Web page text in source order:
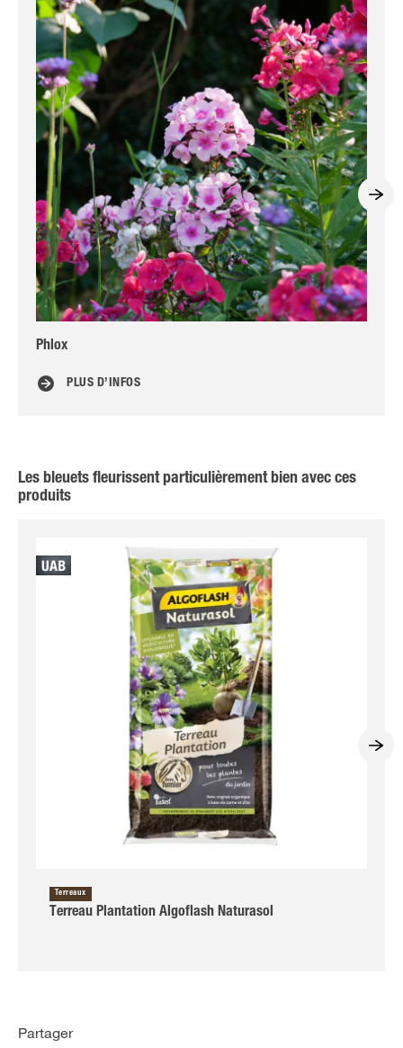
Phlox
PLUS D’INFOS
Les bleuets fleurissent particulièrement bien avec ces
produits
Terreaux
Terreau Plantation Algoflash Naturasol
Partager